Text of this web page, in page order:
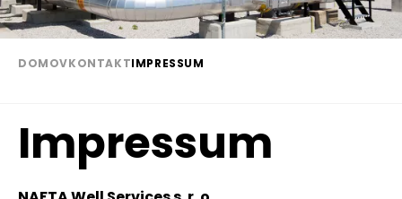
DOMOVKONTAKTIMPRESSUM
Impressum
Paragraph